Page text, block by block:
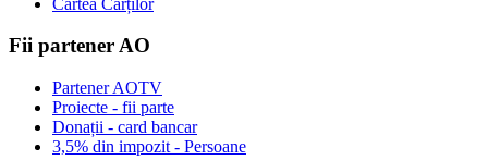
Fii partener AO
Partener AOTV
Proiecte - fii parte
Donații - card bancar
3,5% din impozit - Persoane